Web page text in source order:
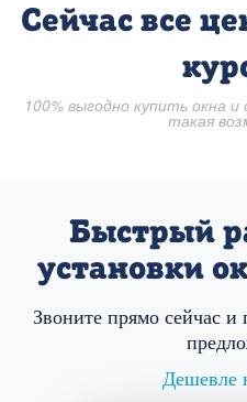
Сейчас все
100% выгодно купить окна
такая
Быстрый
установки
Звоните прямо сейчас и
Дешевле